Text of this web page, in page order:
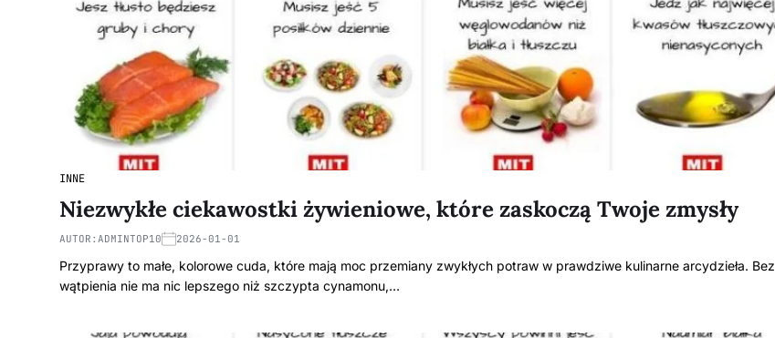
INNE
Niezwykłe ciekawostki żywieniowe, które zaskoczą Twoje zmysły
AUTOR: ADMINTOP10 2026-01-01
Przyprawy to małe, kolorowe cuda, które mają moc przemiany zwykłych potraw w prawdziwe kulinarne arcydzieła. Bez
wątpienia nie ma nic lepszego niż szczypta cynamonu,…